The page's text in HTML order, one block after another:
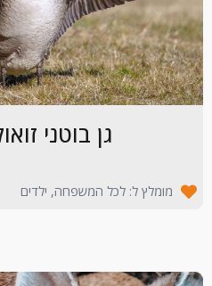
גן בוטני
מומלץ ל: לכל המשפחה, ילדים